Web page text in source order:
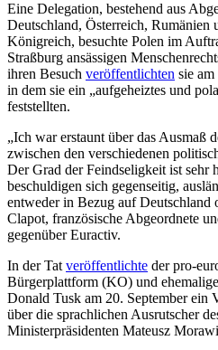
Eine Delegation, bestehend aus
Deutschland, Österreich, Rumänien
Königreich, besuchte Polen im
Straßburg ansässigen
ihren Besuch veröffentlichten sie
in dem sie ein „aufgeheiztes und
feststellten.
„Ich war erstaunt über das Ausmaß
zwischen den verschiedenen
Der Grad der Feindseligkeit ist sehr
beschuldigen sich gegenseitig,
entweder in Bezug auf Deutschland
Clapot, französische Abgeordnete
gegenüber Euractiv.
In der Tat veröffentlichte der pro-
Bürgerplattform (KO) und
Donald Tusk am 20. September ein
über die sprachlichen Ausrutscher
Ministerpräsidenten Mateusz